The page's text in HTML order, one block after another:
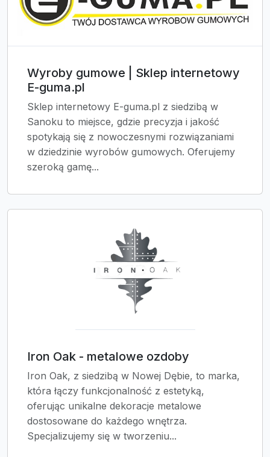
Wyroby gumowe | Sklep internetowy
E-guma.pl
Sklep internetowy E-guma.pl z siedzibą w
Sanoku to miejsce, gdzie precyzja i jakość
spotykają się z nowoczesnymi rozwiązaniami
w dziedzinie wyrobów gumowych. Oferujemy
szeroką gamę...
Iron Oak - metalowe ozdoby
Iron Oak, z siedzibą w Nowej Dębie, to marka,
która łączy funkcjonalność z estetyką,
oferując unikalne dekoracje metalowe
dostosowane do każdego wnętrza.
Specjalizujemy się w tworzeniu...